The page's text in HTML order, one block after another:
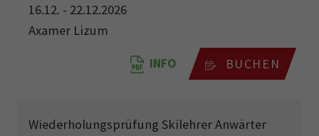
16.12. - 22.12.2026
Axamer Lizum
INFO BUCHEN
Wiederholungsprüfung Skilehrer Anwärter